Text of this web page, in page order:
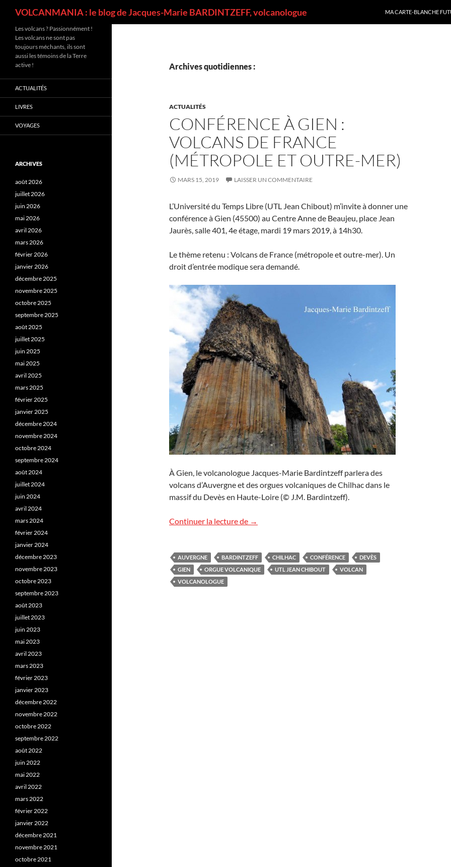
VOLCANMANIA : le blog de Jacques-Marie BARDINTZEFF, volcanologue
MA CARTE-BLANCHE
Archives quotidiennes :
ACTUALITÉS
CONFÉRENCE À GIEN :
VOLCANS DE FRANCE
(MÉTROPOLE ET OUTRE-MER)
MARS 15, 2019 LAISSER UN COMMENTAIRE
L’Université du Temps Libre (UTL Jean Chibout) m’invite à donner une
conférence à Gien (45500) au Centre Anne de Beaujeu, place Jean
Jaurès, salle 401, 4e étage, mardi 19 mars 2019, à 14h30.
Le thème retenu : Volcans de France (métropole et outre-mer). Un
droit d’entrée modique sera demandé.
À Gien, le volcanologue Jacques-Marie Bardintzeff parlera des
volcans d’Auvergne et des orgues volcaniques de Chilhac dans le
massif du Devès en Haute-Loire (© J.M. Bardintzeff).
Continuer la lecture de Conférence à Gien : Volcans de France (métropole et outre-
→
AUVERGNE BARDINTZEFF CHILHAC CONFÉRENCE
DEVÈS
GIEN
ORGUE VOLCANIQUE UTL JEAN CHIBOUT
VOLCAN
VOLCANOLOGUE
Les volcans ? Passionnément !
Les volcans ne sont pas
toujours méchants, ils sont
aussi les témoins de la Terre
active !
ACTUALITÉS
LIVRES
VOYAGES
ARCHIVES
août 2026
juillet 2026
juin 2026
mai 2026
avril 2026
mars 2026
février 2026
janvier 2026
décembre 2025
novembre 2025
octobre 2025
septembre 2025
août 2025
juillet 2025
juin 2025
mai 2025
avril 2025
mars 2025
février 2025
janvier 2025
décembre 2024
novembre 2024
octobre 2024
septembre 2024
août 2024
juillet 2024
juin 2024
avril 2024
mars 2024
février 2024
janvier 2024
décembre 2023
novembre 2023
octobre 2023
septembre 2023
août 2023
juillet 2023
juin 2023
mai 2023
avril 2023
mars 2023
février 2023
janvier 2023
décembre 2022
novembre 2022
octobre 2022
septembre 2022
août 2022
juin 2022
mai 2022
avril 2022
mars 2022
février 2022
janvier 2022
décembre 2021
novembre 2021
octobre 2021